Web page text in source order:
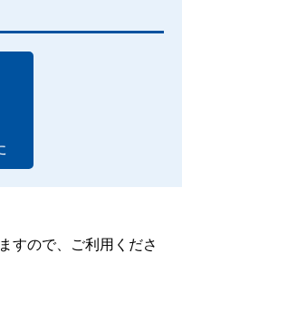
すので、ご利用くださ